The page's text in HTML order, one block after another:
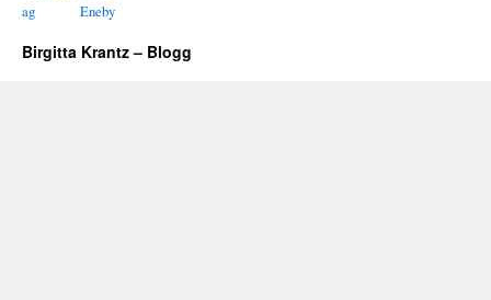
ag
Eneby
Birgitta Krantz – Blogg